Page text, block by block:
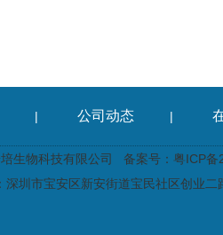
| 公司动态 |
生物科技有限公司 备案号：粤ICP
深圳市宝安区新安街道宝民社区创业二